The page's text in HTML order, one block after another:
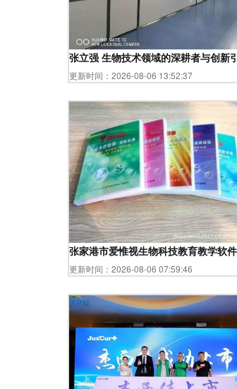
张立强 生物技术领域的深耕者与创新
更新时间：2026-08-06 13:52:37
张家港市爱惟视生物科技教育教学软件
更新时间：2026-08-06 07:59:46